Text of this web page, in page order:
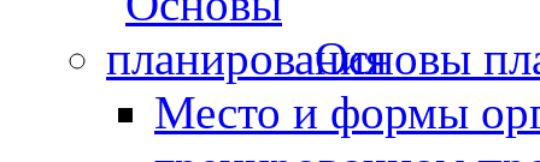
Основы
Место и формы